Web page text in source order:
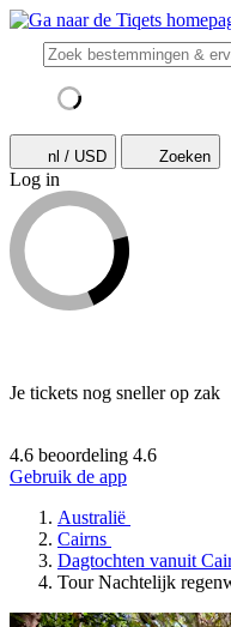
nl / USD Zoeken
Log in
Je tickets nog sneller op zak
4.6 beoordeling 4.6
Gebruik de app
Australië
Cairns
Dagtochten vanuit
Tour Nachtelijk